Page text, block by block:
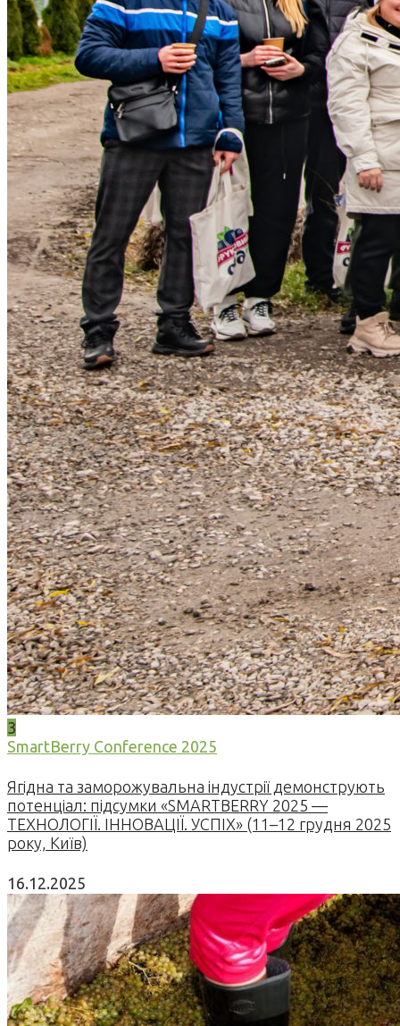
3
SmartBerry Conference 2025
Ягідна та заморожувальна індустрії демонструють
потенціал: підсумки «SMARTBERRY 2025 —
ТЕХНОЛОГІЇ. ІННОВАЦІЇ. УСПІХ» (11–12 грудня 2025
року, Київ)
16.12.2025